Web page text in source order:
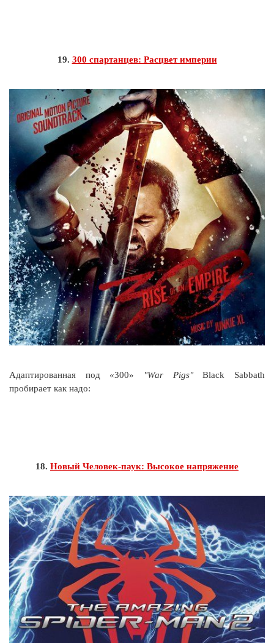
19. 300 спартанцев: Расцвет империи
Адаптированная под «300» "War Pigs"Black Sabbath
пробирает как надо:
18. Новый Человек-паук: Высокое напряжение